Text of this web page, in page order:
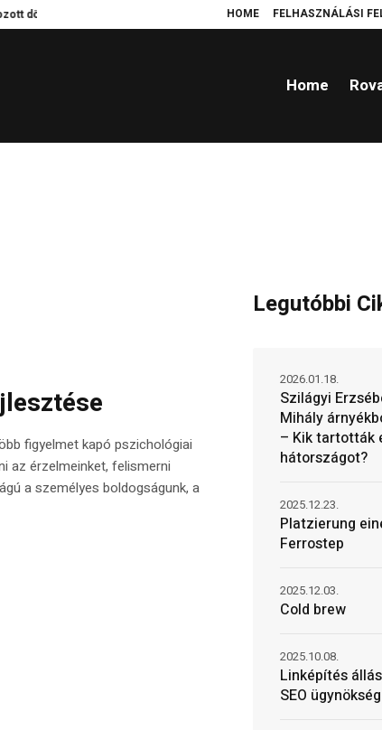
HOME FELHASZNÁLÁSI
– Kik tartották egyben a hátországot? Platzierung einer
Home
figyelmet kapó pszichológiai
az érzelmeinket, felismerni
a személyes boldogságunk, a
Legutóbbi
Szilágyi
Mihály
– Kik tartották
hátországot?
2026.01.18.
Platzierung
Ferrostep
2025.12.23.
Cold brew
2025.12.03.
Linképítés
SEO
2025.10.08.